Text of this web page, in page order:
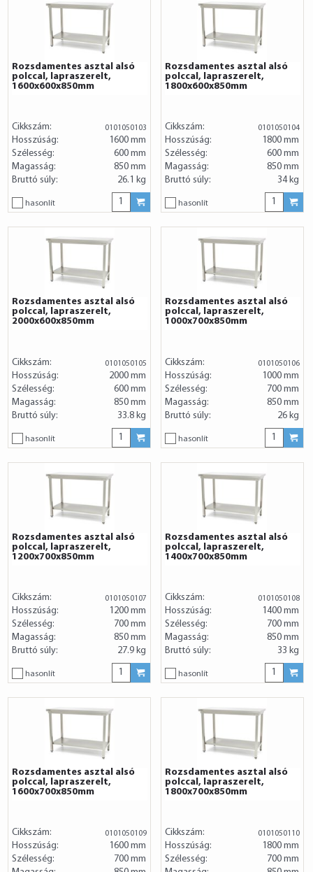
Rozsdamentes asztal alsó
polccal, lapraszerelt,
1600x600x850mm
Cikkszám: 0101050103
Hosszúság:
1600 mm
Szélesség:
600 mm
Magasság:
850 mm
Bruttó súly:
26.1 kg
hasonlít
Rozsdamentes asztal alsó
polccal, lapraszerelt,
1800x600x850mm
Cikkszám: 0101050104
Hosszúság:
1800 mm
Szélesség:
600 mm
Magasság:
850 mm
Bruttó súly:
34 kg
hasonlít
Rozsdamentes asztal alsó
polccal, lapraszerelt,
2000x600x850mm
Cikkszám: 0101050105
Hosszúság:
2000 mm
Szélesség:
600 mm
Magasság:
850 mm
Bruttó súly:
33.8 kg
hasonlít
Rozsdamentes asztal alsó
polccal, lapraszerelt,
1000x700x850mm
Cikkszám: 0101050106
Hosszúság:
1000 mm
Szélesség:
700 mm
Magasság:
850 mm
Bruttó súly:
26 kg
hasonlít
Rozsdamentes asztal alsó
polccal, lapraszerelt,
1200x700x850mm
Cikkszám: 0101050107
Hosszúság:
1200 mm
Szélesség:
700 mm
Magasság:
850 mm
Bruttó súly:
27.9 kg
hasonlít
Rozsdamentes asztal alsó
polccal, lapraszerelt,
1400x700x850mm
Cikkszám: 0101050108
Hosszúság:
1400 mm
Szélesség:
700 mm
Magasság:
850 mm
Bruttó súly:
33 kg
hasonlít
Rozsdamentes asztal alsó
polccal, lapraszerelt,
1600x700x850mm
Cikkszám: 0101050109
Hosszúság:
1600 mm
Szélesség:
700 mm
Rozsdamentes asztal alsó
polccal, lapraszerelt,
1800x700x850mm
Cikkszám: 0101050110
Hosszúság:
1800 mm
Szélesség:
700 mm